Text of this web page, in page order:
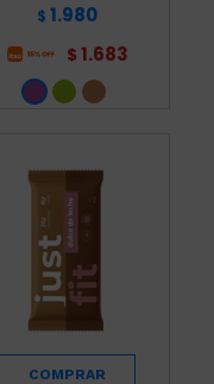
$ 1.980
$ 1.683